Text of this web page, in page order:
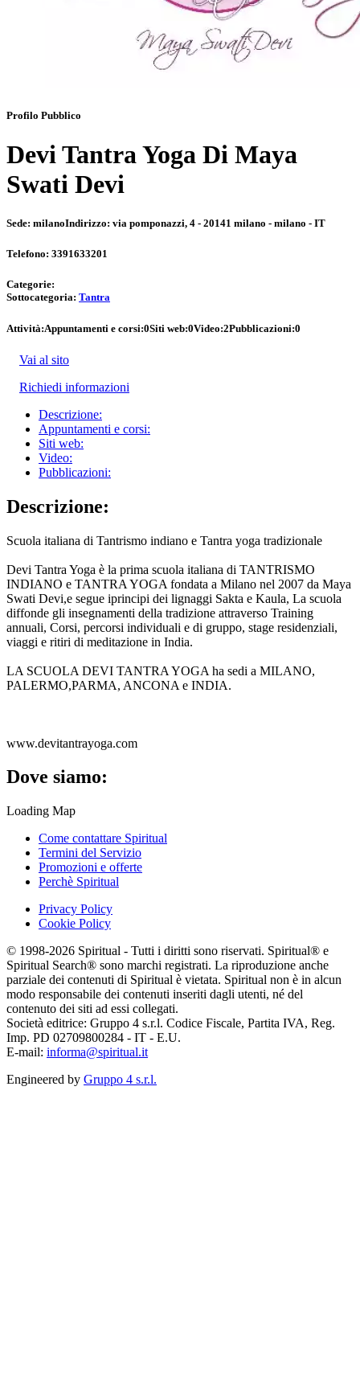
Profilo Pubblico
Devi Tantra Yoga Di Maya
Swati Devi
Sede: milanoIndirizzo: via pomponazzi, 4 - 20141 milano - milano - IT
Telefono: 3391633201
Categorie:
Sottocategoria: Tantra
Attività:Appuntamenti e corsi:0Siti web:0Video:2Pubblicazioni:0
Vai al sito
Richiedi informazioni
Descrizione:
Appuntamenti e corsi:
Siti web:
Video:
Pubblicazioni:
Descrizione:
Scuola italiana di Tantrismo indiano e Tantra yoga tradizionale
Devi Tantra Yoga è la prima scuola italiana di TANTRISMO
INDIANO e TANTRA YOGA fondata a Milano nel 2007 da Maya
Swati Devi,e segue iprincipi dei lignaggi Sakta e Kaula, La scuola
diffonde gli insegnamenti della tradizione attraverso Training
annuali, Corsi, percorsi individuali e di gruppo, stage residenziali,
viaggi e ritiri di meditazione in India.
LA SCUOLA DEVI TANTRA YOGA ha sedi a MILANO,
PALERMO,PARMA, ANCONA e INDIA.
www.devitantrayoga.com
Dove siamo:
Loading Map
Come contattare Spiritual
Termini del Servizio
Promozioni e offerte
Perchè Spiritual
Privacy Policy
Cookie Policy
© 1998-2026 Spiritual - Tutti i diritti sono riservati. Spiritual® e
Spiritual Search® sono marchi registrati. La riproduzione anche
parziale dei contenuti di Spiritual è vietata. Spiritual non è in alcun
modo responsabile dei contenuti inseriti dagli utenti, né del
contenuto dei siti ad essi collegati.
Società editrice: Gruppo 4 s.r.l. Codice Fiscale, Partita IVA, Reg.
Imp. PD 02709800284 - IT - E.U.
E-mail: informa@spiritual.it
Engineered by Gruppo 4 s.r.l.